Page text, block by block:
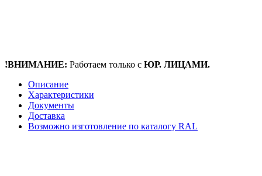
!ВНИМАНИЕ: Работаем только с ЮР. ЛИЦАМИ.
Описание
Характеристики
Документы
Доставка
Возможно изготовление по каталогу RAL